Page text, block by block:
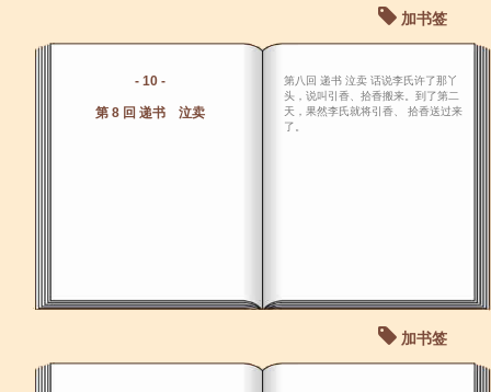
加书签
- 10 -
第 8 回 递书 泣卖
第八回 递书 泣卖 话说李氏许了那丫
头，说叫引香、拾香搬来。到了第二
天，果然李氏就将引香、 拾香送过来
了。
加书签